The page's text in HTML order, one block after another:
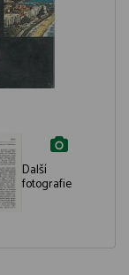
Další
fotografie